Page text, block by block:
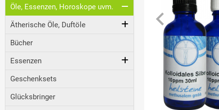
Öle, Essenzen, Horoskope uvm.
Ätherische Öle, Duftöle
Bücher
Essenzen
Geschenksets
Glücksbringer